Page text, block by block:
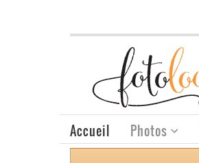
Accueil Photos